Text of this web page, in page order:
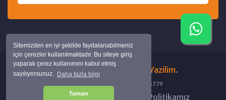
Sitemizden en iyi şekilde faydalanabilmeniz
için çerezler kullanılmaktadır. Bu siteye giriş
yaparak çerez kullanımını kabul etmiş
sayılıyorsunuz. Daha fazla bilgi
Tamam
Copyright © 2024 by SuraYazilim.
BT:536 BÇ:6734 GT:11115 GÇ:96779
Kişisel Verilerin İşlenmesi Politikamız